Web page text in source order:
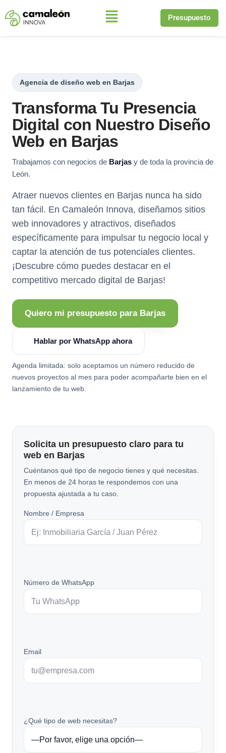
Saltar
Presupuesto
Agencia de diseño web en Barjas
Transforma Tu Presencia
Digital con Nuestro Diseño
Web en Barjas
Trabajamos con negocios de Barjas y de toda la provincia de
León.
Atraer nuevos clientes en Barjas nunca ha sido
tan fácil. En Camaleón Innova, diseñamos sitios
web innovadores y atractivos, diseñados
específicamente para impulsar tu negocio local y
captar la atención de tus potenciales clientes.
¡Descubre cómo puedes destacar en el
competitivo mercado digital de Barjas!
Quiero mi presupuesto para Barjas
Hablar por WhatsApp ahora
Agenda limitada: solo aceptamos un número reducido de
nuevos proyectos al mes para poder acompañarte bien en el
lanzamiento de tu web.
Solicita un presupuesto claro para tu
web en Barjas
Cuéntanos qué tipo de negocio tienes y qué necesitas.
En menos de 24 horas te respondemos con una
propuesta ajustada a tu caso.
Nombre / Empresa
Número de WhatsApp
Email
¿Qué tipo de web necesitas?